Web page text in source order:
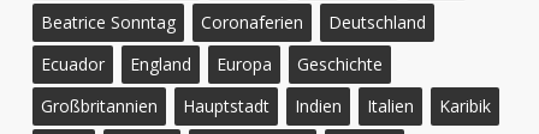
Beatrice Sonntag
Coronaferien
Deutschland
Ecuador
England Europa
Geschichte
Großbritannien
Hauptstadt Indien Italien
Karibik